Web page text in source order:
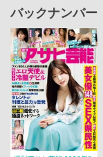
バックナンバー